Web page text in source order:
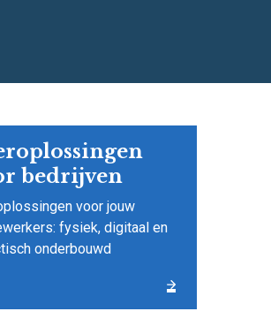
bedrijven
voor jouw
fysiek, digitaal en
onderbouwd